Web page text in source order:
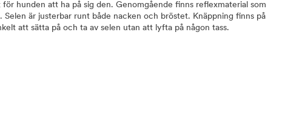
hunden att ha på sig den. Genomgående finns reflexmaterial som
är justerbar runt både nacken och bröstet. Knäppning finns på
att sätta på och ta av selen utan att lyfta på någon tass.